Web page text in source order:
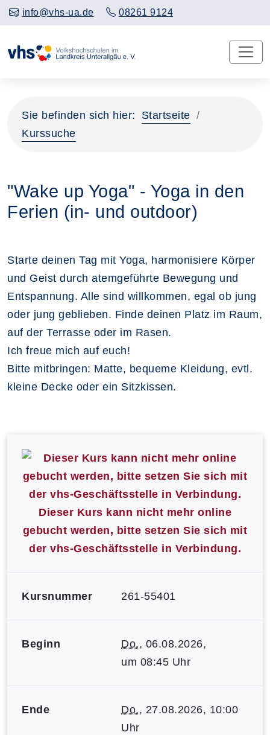
info@vhs-ua.de 08261 9124
Sie befinden sich hier:
Startseite
Kurssuche
"Wake up Yoga" - Yoga in den
Ferien (in- und outdoor)
Starte deinen Tag mit Yoga, harmonisiere Körper
und Geist durch atemgeführte Bewegung und
Entspannung. Alle sind willkommen, egal ob jung
oder jung geblieben. Finde deinen Platz im Raum,
auf der Terrasse oder im Rasen.
Ich freue mich auf euch!
Bitte mitbringen: Matte, bequeme Kleidung, evtl.
kleine Decke oder ein Sitzkissen.
Dieser Kurs kann nicht mehr online
gebucht werden, bitte setzen Sie sich mit
der vhs-Geschäftsstelle in Verbindung.
Kursnummer 261-55401
Beginn Do., 06.08.2026,
um 08:45 Uhr
Ende Do., 27.08.2026, 10:00
Uhr